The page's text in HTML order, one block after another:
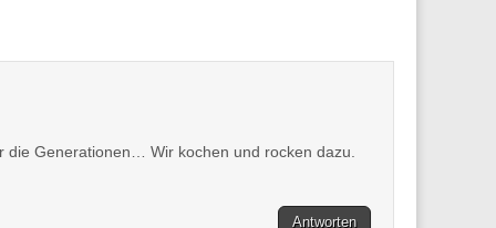
Generationen… Wir kochen und rocken dazu.
Antworten